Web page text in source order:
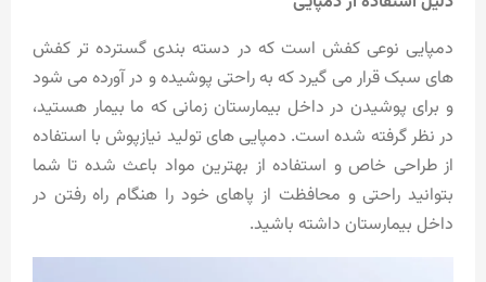
دمپایی نوعی کفش است که در دسته بندی گسترده تر کفش
های سبک قرار می گیرد که به راحتی پوشیده و در آورده می شود
و برای پوشیدن در داخل بیمارستان زمانی که ما بیمار هستید،
در نظر گرفته شده است. دمپایی های تولید نیازپوش با استفاده
از طراحی خاص و استفاده از بهترین مواد باعث شده تا شما
بتوانید راحتی و محافظت از پاهای خود را هنگام راه رفتن در
داخل بیمارستان داشته باشید.